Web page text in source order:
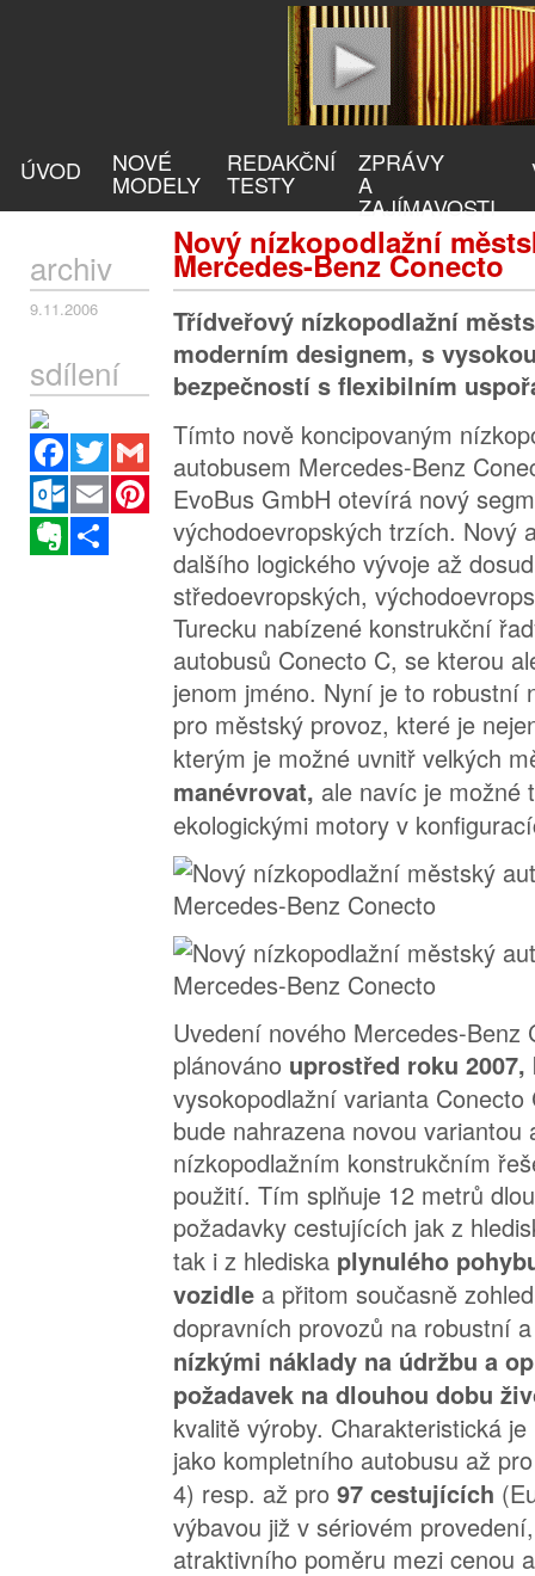
ÚVOD NOVÉ
MODELY
REDAKČNÍ
TESTY
ZPRÁVY
A
ZAJÍMAVOSTI
Nový nízkopodlažní
Mercedes-Benz Conecto
archiv
9.11.2006
sdílení
Facebook
Twitter
Gmail
Outlook.com
Email
Pinterest
Evernote
Třídveřový nízkopodlažní
moderním designem, s
bezpečností s flexibilním
Tímto nově koncipovaným
autobusem Mercedes-Benz
EvoBus GmbH otevírá nový
východoevropských trzích. Nový
dalšího logického vývoje až
středoevropských,
Turecku nabízené konstrukční
autobusů Conecto C, se kterou
jenom jméno. Nyní je to robustní
pro městský provoz, které je
kterým je možné uvnitř velkých
manévrovat, ale navíc je možné
ekologickými motory v
Uvedení nového Mercedes-Benz
plánováno uprostřed roku 2007,
vysokopodlažní varianta
bude nahrazena novou variantou
nízkopodlažním konstrukčním
použití. Tím splňuje 12 metrů
požadavky cestujících jak z
tak i z hlediska plynulého
vozidle a přitom současně
dopravních provozů na robustní
nízkými náklady na údržbu a
požadavek na dlouhou dobu
kvalitě výroby. Charakteristická
jako kompletního autobusu až
4) resp. až pro 97 cestujících
výbavou již v sériovém
atraktivního poměru mezi cenou